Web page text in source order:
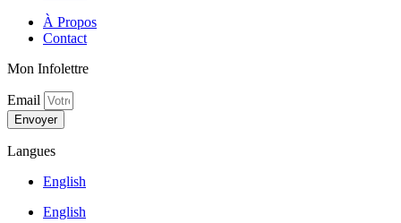
À Propos
Contact
Mon Infolettre
Email
Envoyer
Langues
English
English